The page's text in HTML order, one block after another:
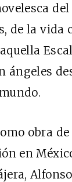
de la vida
ángeles
obra
en